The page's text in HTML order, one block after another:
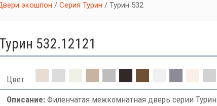
экошпон /Серия Турин / Турин 532
Турин 532.12121
Цвет:
Описание:Филенчатая межкомнатная дверь серии Турин